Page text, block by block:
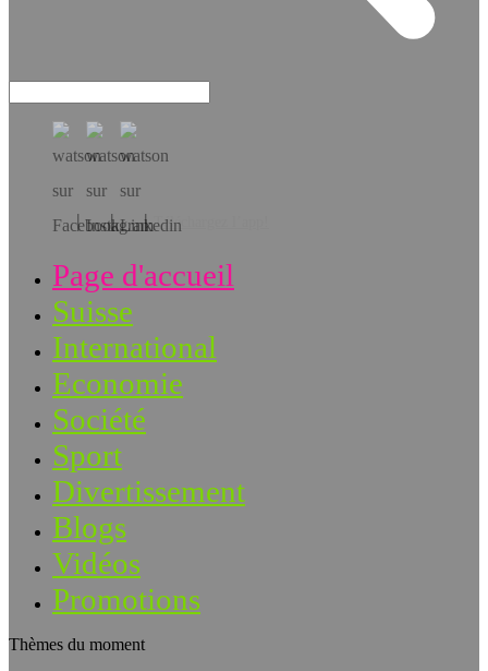
Téléchargez l’app!
Page d'accueil
Suisse
International
Economie
Société
Sport
Divertissement
Blogs
Vidéos
Promotions
Thèmes du moment